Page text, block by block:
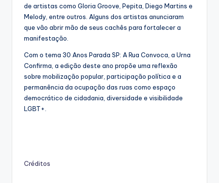
de artistas como Gloria Groove, Pepita, Diego Martins e
Melody, entre outros. Alguns dos artistas anunciaram
que vão abrir mão de seus cachês para fortalecer a
manifestação.
Com o tema 30 Anos Parada SP: A Rua Convoca, a Urna
Confirma, a edição deste ano propõe uma reflexão
sobre mobilização popular, participação política e a
permanência da ocupação das ruas como espaço
democrático de cidadania, diversidade e visibilidade
LGBT+.
Créditos